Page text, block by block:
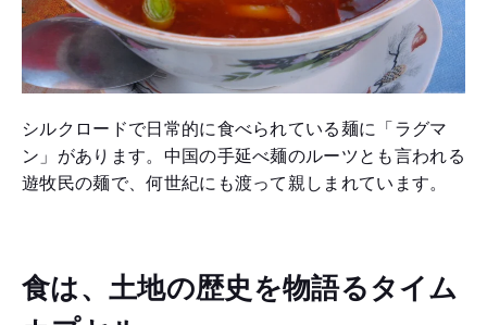
シルクロードで日常的に食べられている麺に「ラグマ
ン」があります。中国の手延べ麺のルーツとも言われる
遊牧民の麺で、何世紀にも渡って親しまれています。
食は、土地の歴史を物語るタイム